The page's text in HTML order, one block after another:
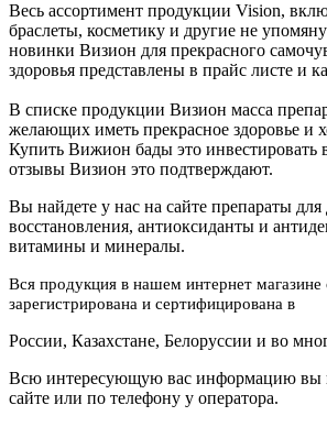
Весь ассортимент продукции Vision,
браслеты, косметику и другие не
новинки Визион для прекрасного
здоровья представлены в прайс листе и
В списке продукции Визион масса
желающих иметь прекрасное здоровье и
Купить Вижион бады это инвестировать
отзывы Визион это подтверждают.
Вы найдете у нас на сайте препараты
восстановления, антиоксиданты и
витамины и минералы.
Вся продукция в нашем интернет магазине
зарегистрирована и сертифицирована в
России, Казахстане, Белоруссии и во
Всю интересующую вас информацию вы
сайте или по телефону у оператора.